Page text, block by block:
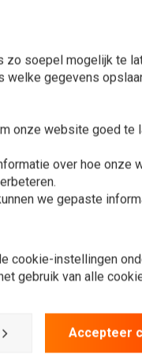
79-80
Verlanglijst
zo soepel mogelijk te
welke gegevens
onze website goed te
over hoe onze
we gepaste
cookie-instellingen
gebruik van alle
Accepteer